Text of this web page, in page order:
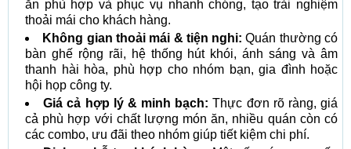
ăn phù hợp và phục vụ nhanh chóng, tạo trải nghiệm
thoải mái cho khách hàng.
Không gian thoải mái & tiện nghi: Quán thường có
bàn ghế rộng rãi, hệ thống hút khói, ánh sáng và âm
thanh hài hòa, phù hợp cho nhóm bạn, gia đình hoặc
hội họp công ty.
Giá cả hợp lý & minh bạch: Thực đơn rõ ràng, giá
cả phù hợp với chất lượng món ăn, nhiều quán còn có
các combo, ưu đãi theo nhóm giúp tiết kiệm chi phí.